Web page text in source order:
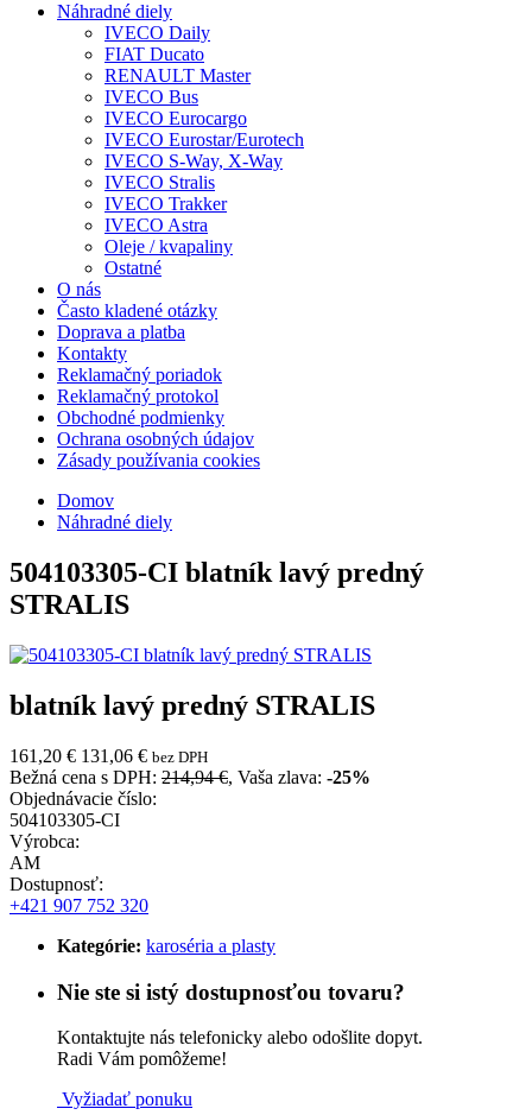
Náhradné diely
IVECO Daily
FIAT Ducato
RENAULT Master
IVECO Bus
IVECO Eurocargo
IVECO Eurostar/Eurotech
IVECO S-Way, X-Way
IVECO Stralis
IVECO Trakker
IVECO Astra
Oleje / kvapaliny
Ostatné
O nás
Často kladené otázky
Doprava a platba
Kontakty
Reklamačný poriadok
Reklamačný protokol
Obchodné podmienky
Ochrana osobných údajov
Zásady používania cookies
Domov
Náhradné diely
504103305-CI blatník lavý predný
STRALIS
blatník lavý predný STRALIS
161,20 € 131,06 € bez DPH
Bežná cena s DPH: 214,94 €, Vaša zlava: -25%
Objednávacie číslo:
504103305-CI
Výrobca:
AM
Dostupnosť:
+421 907 752 320
Kategórie: karoséria a plasty
Nie ste si istý dostupnosťou tovaru?
Kontaktujte nás telefonicky alebo odošlite dopyt.
Radi Vám pomôžeme!
Vyžiadať ponuku